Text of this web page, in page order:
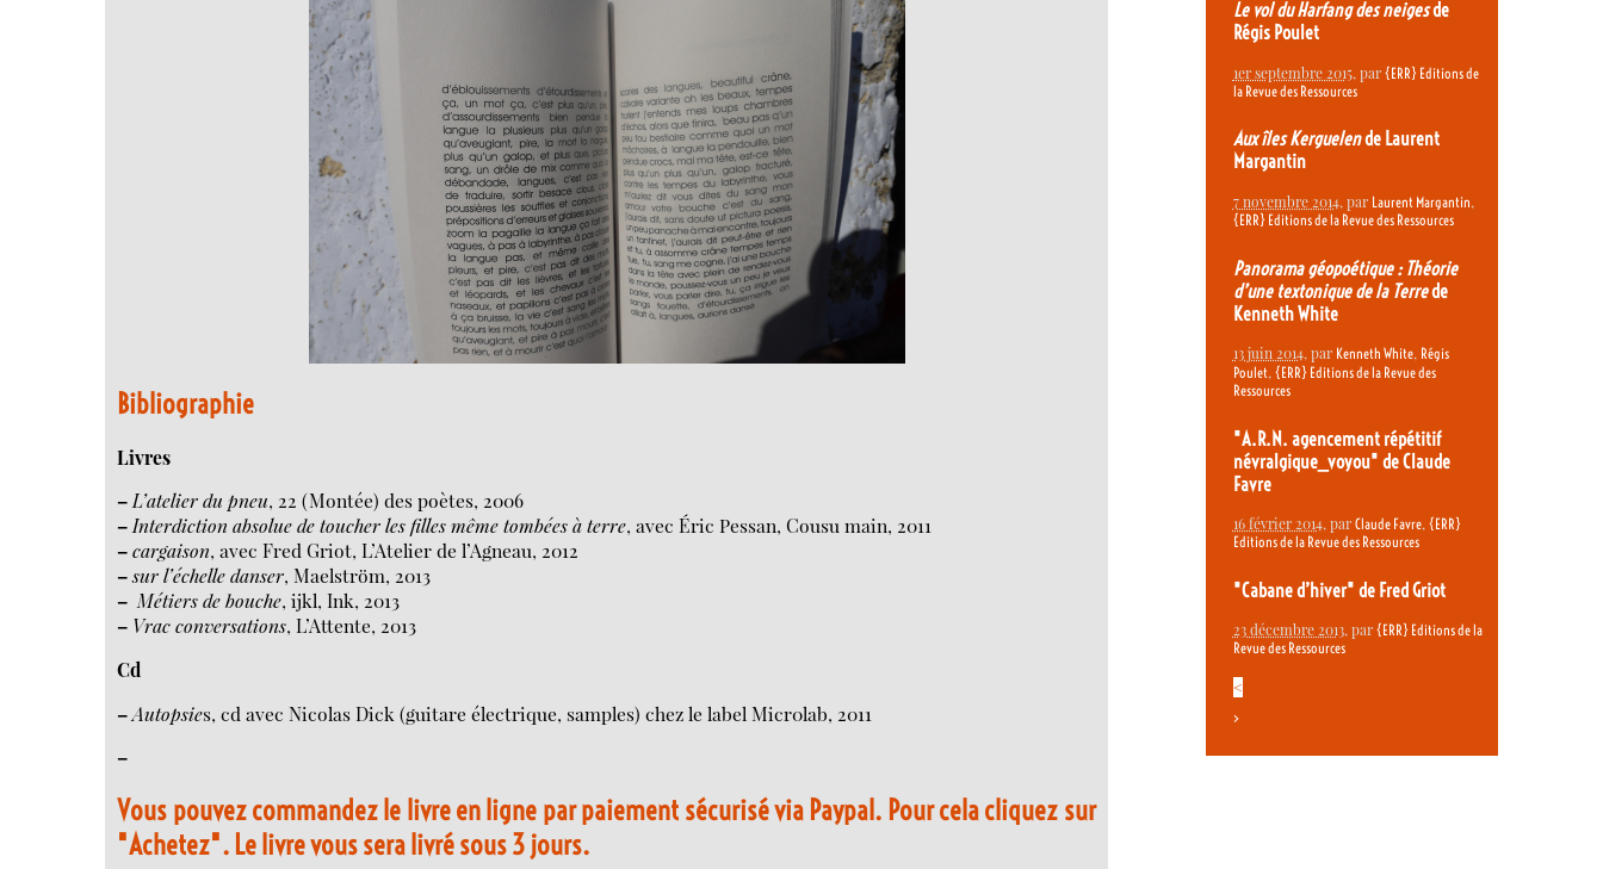
Bibliographie
Livres
–L’atelier du pneu, 22 (Montée) des poètes, 2006
–Interdiction absolue de toucher les filles même tombées à terre, avec Éric Pessan, Cousu main, 2011
–cargaison, avec Fred Griot, L’Atelier de l’Agneau, 2012
–sur l’échelle danser, Maelström, 2013
– Métiers de bouche, ijkl, Ink, 2013
– Vrac conversations, L’Attente, 2013
Cd
–Autopsies, cd avec Nicolas Dick (guitare électrique, samples) chez le label Micr0lab, 2011
–
Vous pouvez commandez le livre en ligne par paiement sécurisé via Paypal. Pour cela cliquez sur
"Achetez". Le livre vous sera livré sous 3 jours.
Le vol du Harfang des neigesde
Régis Poulet
1er septembre 2015, par {ERR} Editions de
la Revue des Ressources
Aux îles Kerguelende Laurent
Margantin
7 novembre 2014, par Laurent Margantin,
{ERR} Editions de la Revue des Ressources
Panorama géopoétique : Théorie
d’une textonique de la Terrede
Kenneth White
13 juin 2014, par Kenneth White, Régis
Poulet, {ERR} Editions de la Revue des
Ressources
"A.R.N. agencement répétitif
névralgique_voyou" de Claude
Favre
16 février 2014, par Claude Favre, {ERR}
Editions de la Revue des Ressources
"Cabane d’hiver" de Fred Griot
23 décembre 2013, par {ERR} Editions de la
Revue des Ressources
<
>